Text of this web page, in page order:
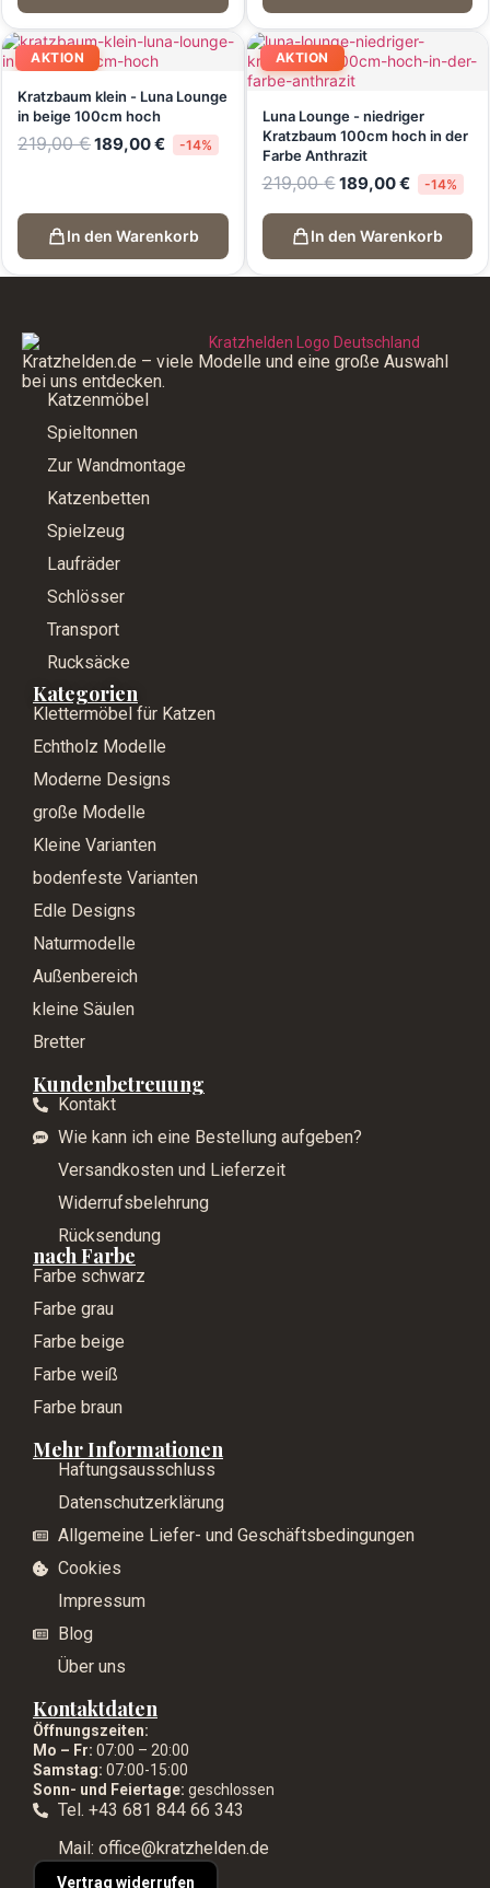
AKTION
Kratzbaum klein - Luna Lounge
in beige 100cm hoch
219,00€189,00€ -14%
In den Warenkorb
AKTION
Luna Lounge - niedriger
Kratzbaum 100cm hoch in der
Farbe Anthrazit
219,00€189,00€ -14%
In den Warenkorb
Kratzhelden.de – viele Modelle und eine große Auswahl
bei uns entdecken.
Katzenmöbel
Spieltonnen
Zur Wandmontage
Katzenbetten
Spielzeug
Laufräder
Schlösser
Transport
Rucksäcke
Kategorien
Klettermöbel für Katzen
Echtholz Modelle
Moderne Designs
große Modelle
Kleine Varianten
bodenfeste Varianten
Edle Designs
Naturmodelle
Außenbereich
kleine Säulen
Bretter
Kundenbetreuung
Kontakt
Wie kann ich eine Bestellung aufgeben?
Versandkosten und Lieferzeit
Widerrufsbelehrung
Rücksendung
nach Farbe
Farbe schwarz
Farbe grau
Farbe beige
Farbe weiß
Farbe braun
Mehr Informationen
Haftungsausschluss
Datenschutzerklärung
Allgemeine Liefer- und Geschäftsbedingungen
Cookies
Impressum
Blog
Über uns
Kontaktdaten
Öffnungszeiten:
Mo – Fr: 07:00 – 20:00
Samstag: 07:00-15:00
Sonn- und Feiertage: geschlossen
Tel. +43 681 844 66 343
Mail: office@kratzhelden.de
Vertrag widerrufen